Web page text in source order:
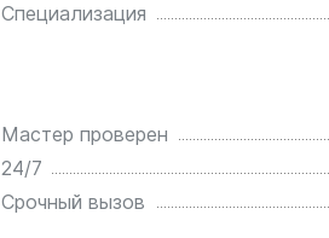
Специализация
Мастер проверен
24/7
Срочный вызов